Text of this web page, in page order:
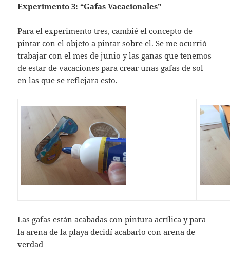
Experimento 3: “Gafas Vacacionales”
Para el experimento tres, cambié el concepto de
pintar con el objeto a pintar sobre el. Se me ocurrió
trabajar con el mes de junio y las ganas que tenemos
de estar de vacaciones para crear unas gafas de sol
en las que se reflejara esto.
Las gafas están acabadas con pintura acrílica y para
la arena de la playa decidí acabarlo con arena de
verdad